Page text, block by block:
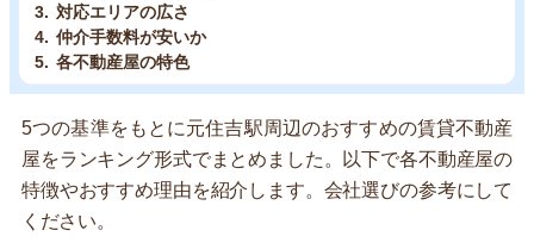
対応エリアの広さ
仲介手数料が安いか
各不動産屋の特色
5つの基準をもとに元住吉駅周辺のおすすめの賃貸不動産
屋をランキング形式でまとめました。以下で各不動産屋の
特徴やおすすめ理由を紹介します。会社選びの参考にして
ください。